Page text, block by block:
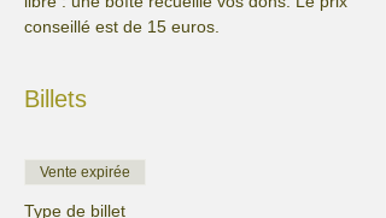
conseillé est de 15 euros.
Billets
Vente expirée
Type de billet